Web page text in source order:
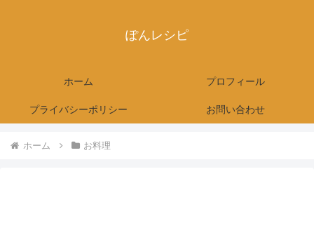
ぽんレシピ
ホーム プロフィール
プライバシーポリシー お問い合わせ
ホーム お料理